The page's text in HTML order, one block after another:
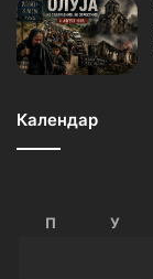
Календар
П У